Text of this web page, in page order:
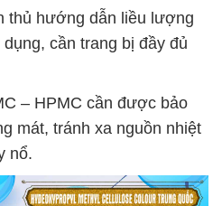
thủ hướng dẫn liều lượng
cần trang bị đầy đủ
– HPMC cần được bảo
mát, tránh xa nguồn nhiệt
nổ.